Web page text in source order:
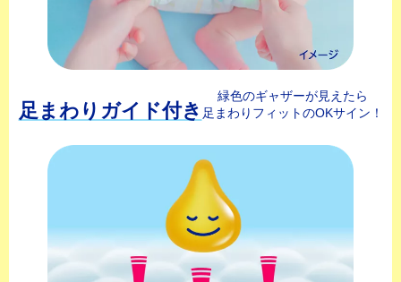
足まわりガイド付き
緑色のギャザーが見えたら
足まわりフィットのOKサイン！